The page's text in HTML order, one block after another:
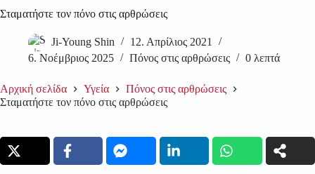
Σταματήστε τον πόνο στις αρθρώσεις
Ji-Young Shin
12. Απρίλιος 2021
6. Νοέμβριος 2025
Πόνος στις αρθρώσεις 0 λεπτά
Αρχική σελίδα Υγεία
Πόνος στις αρθρώσεις
Σταματήστε τον πόνο στις αρθρώσεις